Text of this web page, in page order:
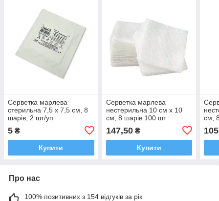
Серветка марлева
стерильна 7,5 х 7,5 см, 8
шарів, 2 шт/уп
5 ₴
Купити
Серветка марлева
нестерильна 10 см х 10
см, 8 шарів 100 шт
147,50₴
Купити
см,
Про нас
100% позитивних з 154 відгуків за рік